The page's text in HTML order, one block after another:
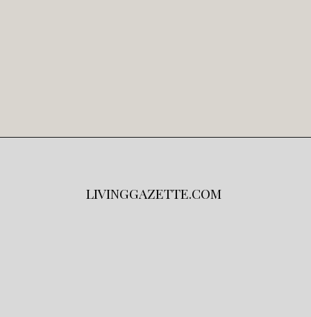
LIVINGGAZETTE.COM